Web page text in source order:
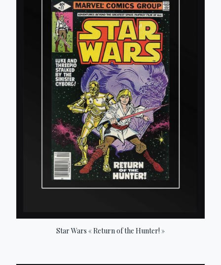
Star Wars « Return of the Hunter! »